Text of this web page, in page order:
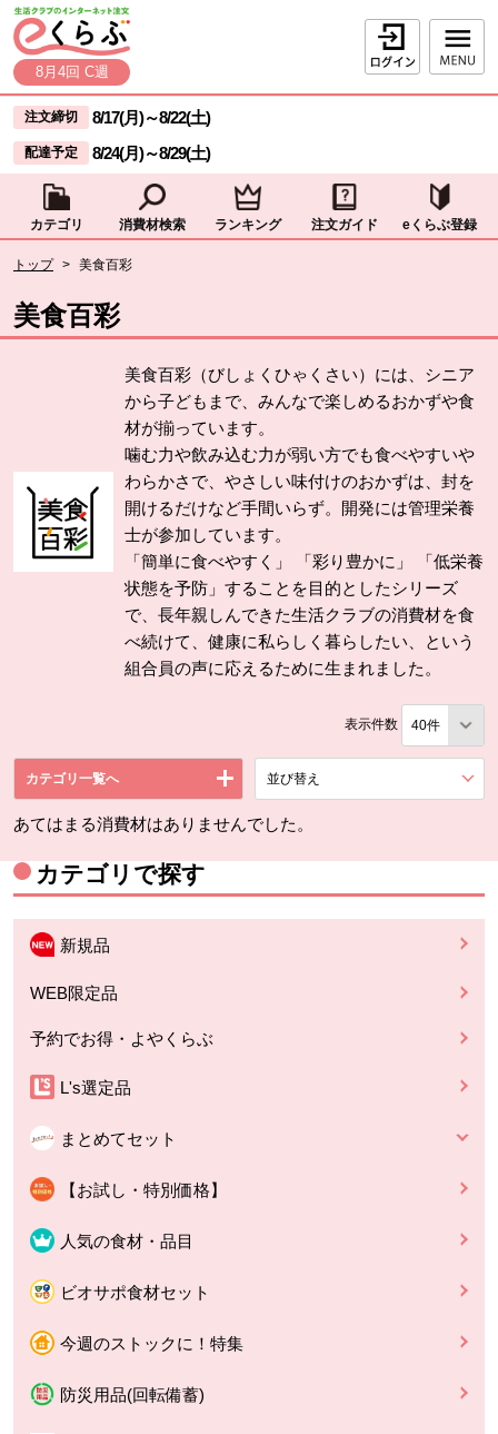
ページの先頭です。
本文へジャンプする。
8月4回 C週
ログイン
ここからサイト内共通メニューです。
サイト内共通メニューをスキップする
注文締切 8/17(月)～8/22(土)
配達予定 8/24(月)～8/29(土)
カテゴリ 消費材検索 ランキング 注文ガイド eくらぶ登録
トップ > 美食百彩
美食百彩
美食百彩（びしょくひゃくさい）には、シニア
から子どもまで、みんなで楽しめるおかずや食
材が揃っています。
噛む力や飲み込む力が弱い方でも食べやすいや
わらかさで、やさしい味付けのおかずは、封を
開けるだけなど手間いらず。開発には管理栄養
士が参加しています。
「簡単に食べやすく」 「彩り豊かに」 「低栄養
状態を予防」することを目的としたシリーズ
で、長年親しんできた生活クラブの消費材を食
べ続けて、健康に私らしく暮らしたい、という
組合員の声に応えるために生まれました。
表示件数
カテゴリ一覧へ 並び替え
あてはまる消費材はありませんでした。
カテゴリで探す
新規品
WEB限定品
予約でお得・よやくらぶ
L's選定品
まとめてセット
【お試し・特別価格】
人気の食材・品目
ビオサポ食材セット
今週のストックに！特集
防災用品(回転備蓄)